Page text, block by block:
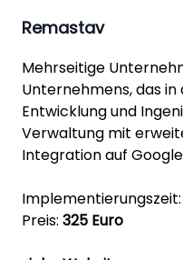
Remastav
Mehrseitige
Unternehmens, das in
Entwicklung und
Verwaltung mit
Integration auf Google
Implementierungszeit:
Preis: 325 Euro